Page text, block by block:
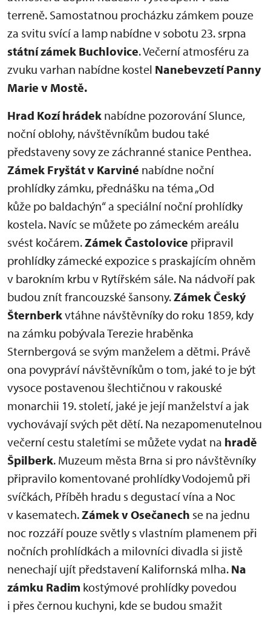
terreně. Samostatnou procházku zámkem pouze
za svitu svící a lamp nabídne v sobotu 23. srpna
státní zámek Buchlovice. Večerní atmosféru za
zvuku varhan nabídne kostel Nanebevzetí Panny
Marie v Mostě.
Hrad Kozí hrádek nabídne pozorování Slunce,
noční oblohy, návštěvníkům budou také
představeny sovy ze záchranné stanice Penthea.
Zámek Fryštát v Karviné nabídne noční
prohlídky zámku, přednášku na téma „Od
kůže po baldachýn“ a speciální noční prohlídky
kostela. Navíc se můžete po zámeckém areálu
svést kočárem.Zámek Častolovice připravil
prohlídky zámecké expozice s praskajícím ohněm
v barokním krbu v Rytířském sále. Na nádvoří pak
budou znít francouzské šansony.Zámek Český
Šternberkvtáhne návštěvníky do roku 1859, kdy
na zámku pobývala Terezie hraběnka
Sternbergová se svým manželem a dětmi. Právě
ona povypráví návštěvníkům o tom, jaké to je být
vysoce postavenou šlechtičnou v rakouské
monarchii 19. století, jaké je její manželství a jak
vychovávají svých pět dětí. Na nezapomenutelnou
večerní cestu staletími se můžete vydat na hradě
Špilberk. Muzeum města Brna si pro návštěvníky
připravilo komentované prohlídky Vodojemů při
svíčkách, Příběh hradu s degustací vína a Noc
v kasematech.Zámek v Osečanech se na jednu
noc rozzáří pouze světly s vlastním plamenem při
nočních prohlídkách a milovníci divadla si jistě
nenechají ujít představení Kalifornská mlha. Na
zámku Radim kostýmové prohlídky povedou
i přes černou kuchyni, kde se budou smažit